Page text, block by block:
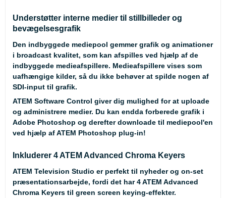
Understøtter interne medier til stillbilleder og
bevægelsesgrafik
Den indbyggede mediepool gemmer grafik og animationer
i broadcast kvalitet, som kan afspilles ved hjælp af de
indbyggede medieafspillere. Medieafspillere vises som
uafhængige kilder, så du ikke behøver at spilde nogen af
SDI-input til grafik.
ATEM Software Control giver dig mulighed for at uploade
og administrere medier. Du kan endda forberede grafik i
Adobe Photoshop og derefter downloade til mediepool'en
ved hjælp af ATEM Photoshop plug-in!
Inkluderer 4 ATEM Advanced Chroma Keyers
ATEM Television Studio er perfekt til nyheder og on-set
præsentationsarbejde, fordi det har 4 ATEM Advanced
Chroma Keyers til green screen keying-effekter.